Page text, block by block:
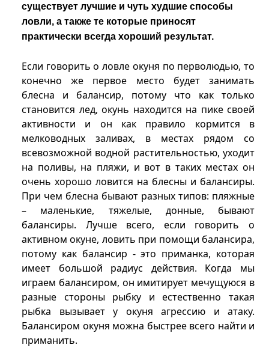
существует лучшие и чуть худшие способы
ловли, а также те которые приносят
практически всегда хороший результат.
Если говорить о ловле окуня по перволюдью, то
конечно же первое место будет занимать
блесна и балансир, потому что как только
становится лед, окунь находится на пике своей
активности и он как правило кормится в
мелководных заливах, в местах рядом со
всевозможной водной растительностью, уходит
на поливы, на пляжи, и вот в таких местах он
очень хорошо ловится на блесны и балансиры.
При чем блесна бывают разных типов: пляжные
– маленькие, тяжелые, донные, бывают
балансиры. Лучше всего, если говорить о
активном окуне, ловить при помощи балансира,
потому как балансир - это приманка, которая
имеет большой радиус действия. Когда мы
играем балансиром, он имитирует мечущуюся в
разные стороны рыбку и естественно такая
рыбка вызывает у окуня агрессию и атаку.
Балансиром окуня можна быстрее всего найти и
приманить.